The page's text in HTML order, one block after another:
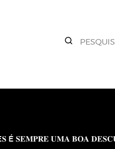
É 𝐒𝐄𝐌𝐏𝐑𝐄 𝐔𝐌𝐀 𝐁𝐎𝐀